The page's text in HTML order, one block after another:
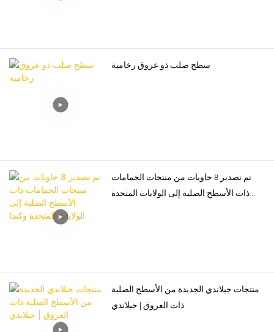
سطح صلب ذو عروق رخامية
تم تصدير 8 حاويات من منتجات الحمامات
ذات الأسطح الصلبة إلى الولايات المتحدة
منتجات جيلاندي الجديدة من الأسطح الصلبة
ذات العروق | جيلاندي